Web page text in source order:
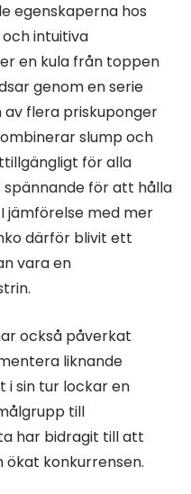
egenskaperna hos
intuitiva
en kula från toppen
genom en serie
av flera priskuponger
slump och
för alla
för att hålla
jämförelse med mer
därför blivit ett
vara en
också påverkat
liknande
i sin tur lockar en
till
har bidragit till att
konkurrensen.